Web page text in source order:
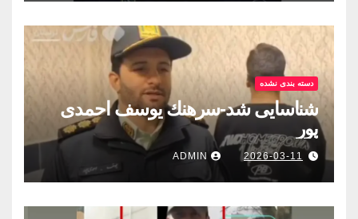
دسته بندی نشده
شناسایی شد-سرهنك يوسف احمدى
پور
2026-03-11
ADMIN